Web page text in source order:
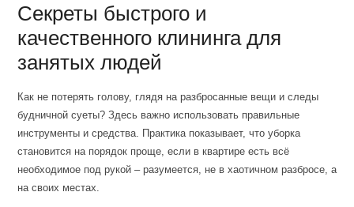
Секреты быстрого и
качественного клининга для
занятых людей
Как не потерять голову, глядя на разбросанные вещи и следы
будничной суеты? Здесь важно использовать правильные
инструменты и средства. Практика показывает, что уборка
становится на порядок проще, если в квартире есть всё
необходимое под рукой – разумеется, не в хаотичном разбросе, а
на своих местах.